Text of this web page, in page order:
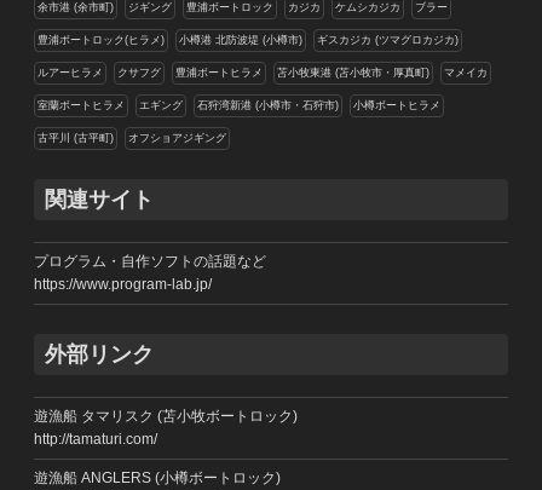
余市港 (余市町) ジギング 豊浦ボートロック カジカ ケムシカジカ ブラー
豊浦ボートロック(ヒラメ) 小樽港 北防波堤 (小樽市) ギスカジカ (ツマグロカジカ)
ルアーヒラメ クサフグ 豊浦ボートヒラメ 苫小牧東港 (苫小牧市・厚真町) マメイカ
室蘭ボートヒラメ エギング 石狩湾新港 (小樽市・石狩市) 小樽ボートヒラメ
古平川 (古平町) オフショアジギング
関連サイト
プログラム・自作ソフトの話題など
https://www.program-lab.jp/
外部リンク
遊漁船 タマリスク (苫小牧ボートロック)
http://tamaturi.com/
遊漁船 ANGLERS (小樽ボートロック)